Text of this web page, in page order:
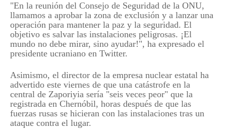
"En la reunión del Consejo de Seguridad de la ONU,
llamamos a aprobar la zona de exclusión y a lanzar una
operación para mantener la paz y la seguridad. El
objetivo es salvar las instalaciones peligrosas. ¡El
mundo no debe mirar, sino ayudar!", ha expresado el
presidente ucraniano en Twitter.
Asimismo, el director de la empresa nuclear estatal ha
advertido este viernes de que una catástrofe en la
central de Zaporiyia sería "seis veces peor" que la
registrada en Chernóbil, horas después de que las
fuerzas rusas se hicieran con las instalaciones tras un
ataque contra el lugar.